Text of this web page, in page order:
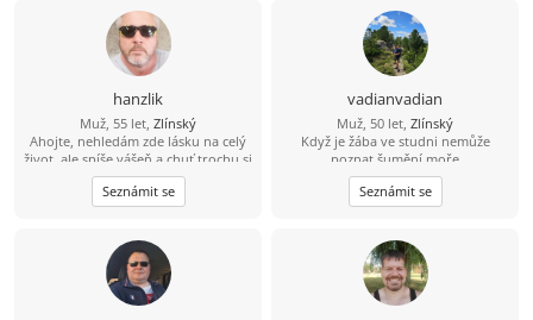
hanzlik
Muž, 55 let, Zlínský
Ahojte, nehledám zde lásku na celý
život, ale spíše vášeň a chuť trochu si
ještě užít sexu. Nabízím diskrétnost,
serióznost, mobilitu a hlavně velkou
chuť. Pokud jsi na tom podobně,
Seznámit se
vadianvadian
Muž, 50 let, Zlínský
Když je žába ve studni nemůže
poznat šumění moře
Seznámit se